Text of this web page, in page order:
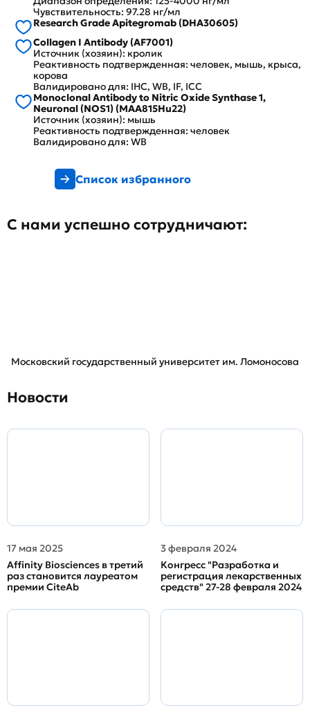
Чувствительность: 97.28 нг/мл
Research Grade Apitegromab (DHA30605)
Collagen I Antibody (AF7001)
Источник (хозяин): кролик
Реактивность подтвержденная: человек, мышь, крыса,
корова
Валидировано для: IHC, WB, IF, ICC
Monoclonal Antibody to Nitric Oxide Synthase 1,
Neuronal (NOS1) (MAA815Hu22)
Источник (хозяин): мышь
Реактивность подтвержденная: человек
Валидировано для: WB
Список избранного
С нами успешно сотрудничают:
Московский государственный университет им. Ломоносова
Новости
17 мая 2025
Affinity Biosciences в третий
раз становится лауреатом
премии CiteAb
3 февраля 2024
Конгресс "Разработка и
регистрация лекарственных
средств" 27-28 февраля 2024